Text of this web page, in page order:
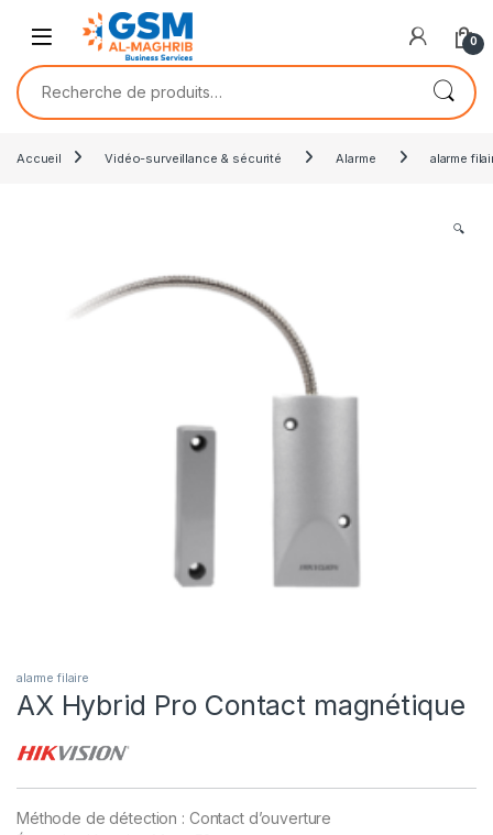
0
Accueil Vidéo-surveillance & sécurité Alarme alarme
🔍
alarme filaire
AX Hybrid Pro Contact magnétique
Méthode de détection : Contact d’ouverture